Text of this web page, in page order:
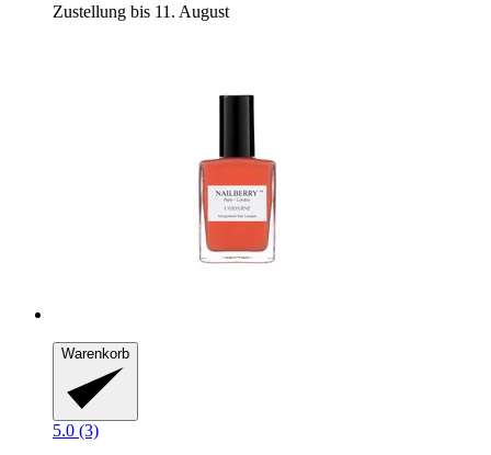
Zustellung bis 11. August
Warenkorb
5.0 (3)